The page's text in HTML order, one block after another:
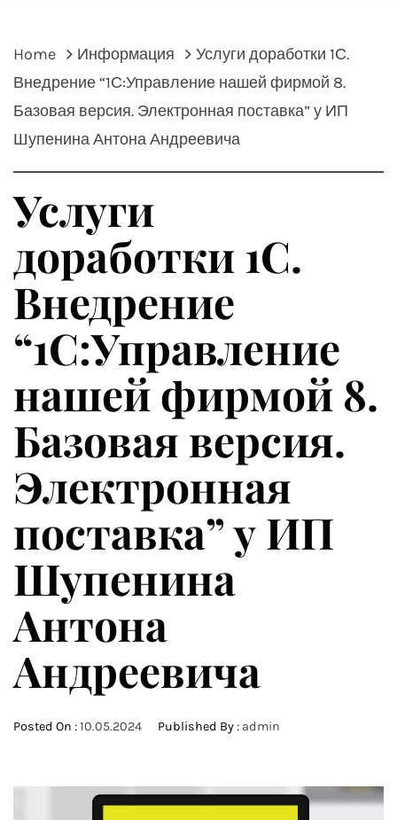
Home Информация
Услуги доработки 1С.
Внедрение “1С:Управление нашей фирмой 8.
Базовая версия. Электронная поставка” у ИП
Шупенина Антона Андреевича
Услуги
доработки 1С.
Внедрение
“1С:Управление
нашей фирмой 8.
Базовая версия.
Электронная
поставка” у ИП
Шупенина
Антона
Андреевича
Posted On :10.05.2024 Published By : admin